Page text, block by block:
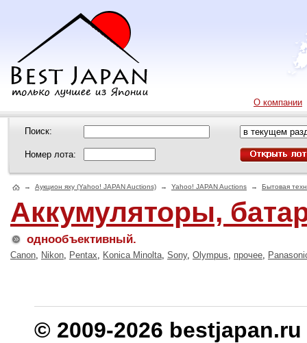
О компании
Поиск:
Номер лота:
→ Аукцион яху (Yahoo! JAPAN Auctions) → Yahoo! JAPAN Auctions → Бытовая
Аккумуляторы,
однообъективный.
Canon, Nikon, Pentax, Konica Minolta, Sony, Olympus, прочее,
© 2009-2026